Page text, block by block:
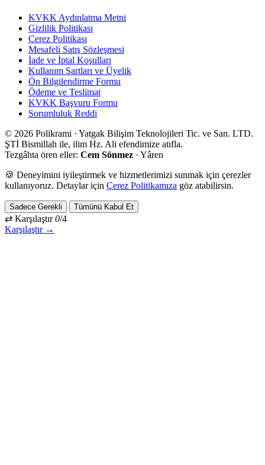
KVKK Aydınlatma Metni
Gizlilik Politikası
Çerez Politikası
Mesafeli Satış Sözleşmesi
İade ve İptal Koşulları
Kullanım Şartları ve Üyelik
Ön Bilgilendirme Formu
Ödeme ve Teslimat
KVKK Başvuru Formu
Sorumluluk Reddi
© 2026 Polikrami · Yatgak Bilişim Teknolojileri Tic. ve San. LTD.
ŞTİ Bismillah ile, ilim Hz. Ali efendimize atıfla.
Tezgâhta ören eller: Cem Sönmez · Yâren
🍪 Deneyimini iyileştirmek ve hizmetlerimizi sunmak için çerezler
kullanıyoruz. Detaylar için Çerez Politikamıza göz atabilirsin.
Sadece Gerekli Tümünü Kabul Et
⇄ Karşılaştır0/4
Karşılaştır →